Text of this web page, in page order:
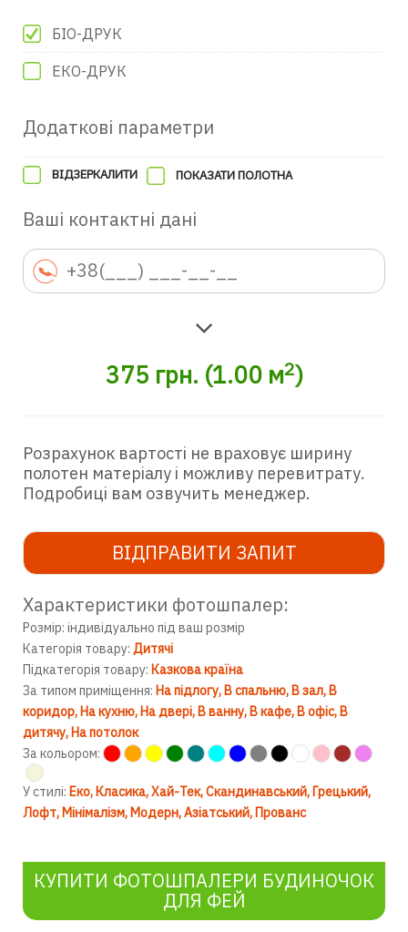
БІО-ДРУК
ЕКО-ДРУК
Додаткові параметри
ВІДЗЕРКАЛИТИ ПОКАЗАТИ ПОЛОТНА
Ваші контактні дані
375 грн. (1.00м2)
Розрахунок вартості не враховує ширину
полотен матеріалу і можливу перевитрату.
Подробиці вам озвучить менеджер.
ВІДПРАВИТИ ЗАПИТ
Характеристики фотошпалер:
Розмір: індивідуально під ваш розмір
Категорія товару: Дитячі
Підкатегорія товару: Казкова країна
За типом приміщення: На підлогу В спальню В зал В
коридор На кухню На двері В ванну В кафе В офіс В
дитячу На потолок
За кольором:
У стилі: Еко Класика Хай-Тек Скандинавський Грецький
Лофт Мінімалізм Модерн Азіатський Прованс
КУПИТИ ФОТОШПАЛЕРИ БУДИНОЧОК
ДЛЯ ФЕЙ